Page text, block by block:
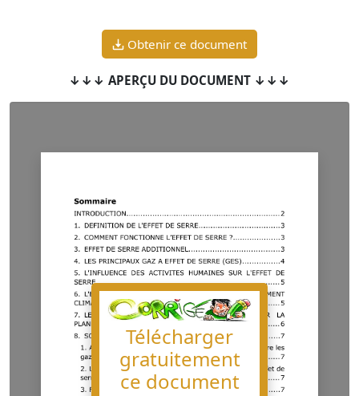
Obtenir ce document
↓↓↓ APERÇU DU DOCUMENT ↓↓↓
Télécharger
gratuitement
ce document